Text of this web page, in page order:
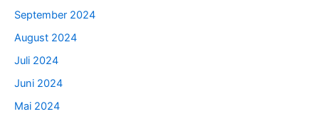
September 2024
August 2024
Juli 2024
Juni 2024
Mai 2024